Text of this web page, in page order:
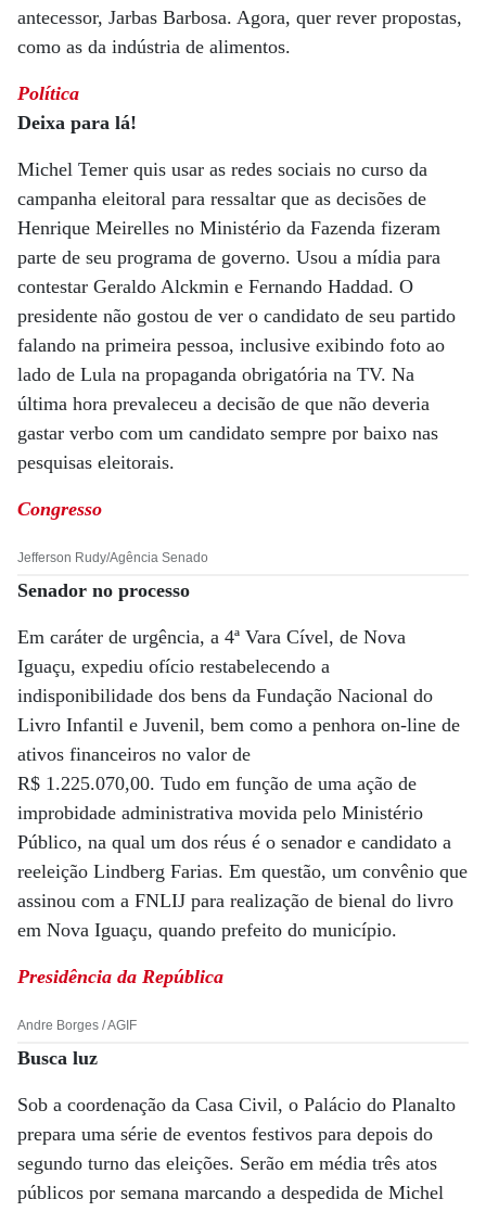
antecessor, Jarbas Barbosa. Agora, quer rever propostas,
como as da indústria de alimentos.
Política
Deixa para lá!
Michel Temer quis usar as redes sociais no curso da
campanha eleitoral para ressaltar que as decisões de
Henrique Meirelles no Ministério da Fazenda fizeram
parte de seu programa de governo. Usou a mídia para
contestar Geraldo Alckmin e Fernando Haddad. O
presidente não gostou de ver o candidato de seu partido
falando na primeira pessoa, inclusive exibindo foto ao
lado de Lula na propaganda obrigatória na TV. Na
última hora prevaleceu a decisão de que não deveria
gastar verbo com um candidato sempre por baixo nas
pesquisas eleitorais.
Congresso
Jefferson Rudy/Agência Senado
Senador no processo
Em caráter de urgência, a 4ª Vara Cível, de Nova
Iguaçu, expediu ofício restabelecendo a
indisponibilidade dos bens da Fundação Nacional do
Livro Infantil e Juvenil, bem como a penhora on-line de
ativos financeiros no valor de
R$ 1.225.070,00. Tudo em função de uma ação de
improbidade administrativa movida pelo Ministério
Público, na qual um dos réus é o senador e candidato a
reeleição Lindberg Farias. Em questão, um convênio que
assinou com a FNLIJ para realização de bienal do livro
em Nova Iguaçu, quando prefeito do município.
Presidência da República
Andre Borges / AGIF
Busca luz
Sob a coordenação da Casa Civil, o Palácio do Planalto
prepara uma série de eventos festivos para depois do
segundo turno das eleições. Serão em média três atos
públicos por semana marcando a despedida de Michel